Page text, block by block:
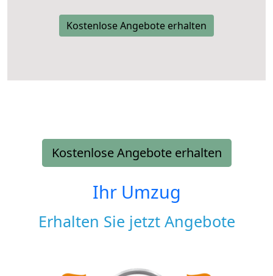
Kostenlose Angebote erhalten
Kostenlose Angebote erhalten
Ihr Umzug
Erhalten Sie jetzt Angebote